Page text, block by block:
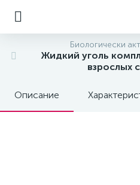
Биологически
Жидкий уголь
взрослых
Описание